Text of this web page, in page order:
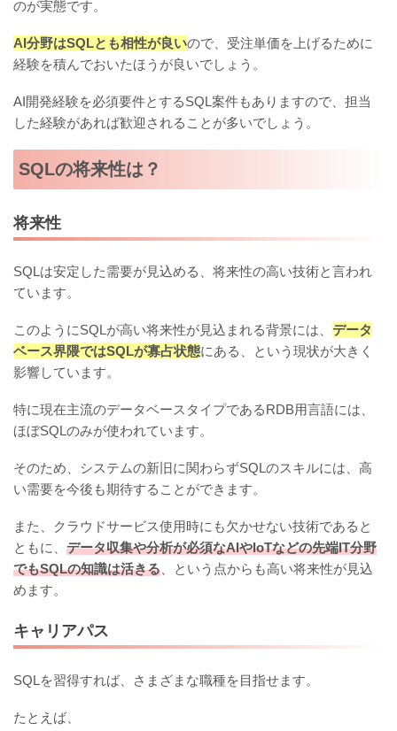
のが実態です。
AI分野はSQLとも相性が良いので、受注単価を上げるために
経験を積んでおいたほうが良いでしょう。
AI開発経験を必須要件とするSQL案件もありますので、担当
した経験があれば歓迎されることが多いでしょう。
SQLの将来性は？
将来性
SQLは安定した需要が見込める、将来性の高い技術と言われ
ています。
このようにSQLが高い将来性が見込まれる背景には、 データ
ベース界隈ではSQLが寡占状態にある、という現状が大きく
影響しています。
特に現在主流のデータベースタイプであるRDB用言語には、
ほぼSQLのみが使われています。
そのため、システムの新旧に関わらずSQLのスキルには、高
い需要を今後も期待することができます。
また、クラウドサービス使用時にも欠かせない技術であると
ともに、 データ収集や分析が必須なAIやIoTなどの先端IT分野
でもSQLの知識は活きる、という点からも高い将来性が見込
めます。
キャリアパス
SQLを習得すれば、さまざまな職種を目指せます。
たとえば、